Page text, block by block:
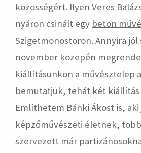
közösségért. Ilyen Veres
nyáron csinált egy beton
Szigetmonostoron. Annyira
november közepén
kiállításunkon a művésztelep
bemutatjuk, tehát két kiállítás
Említhetem Bánki Ákost is,
képzőművészeti életnek,
szervezett már